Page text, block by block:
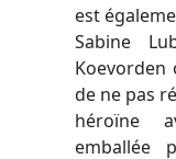
est
Sabine
Koevorden
de ne pas
héroïne
emballée